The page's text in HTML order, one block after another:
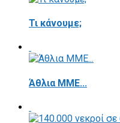
Τι κάνουμε;
Άθλια ΜΜΕ...